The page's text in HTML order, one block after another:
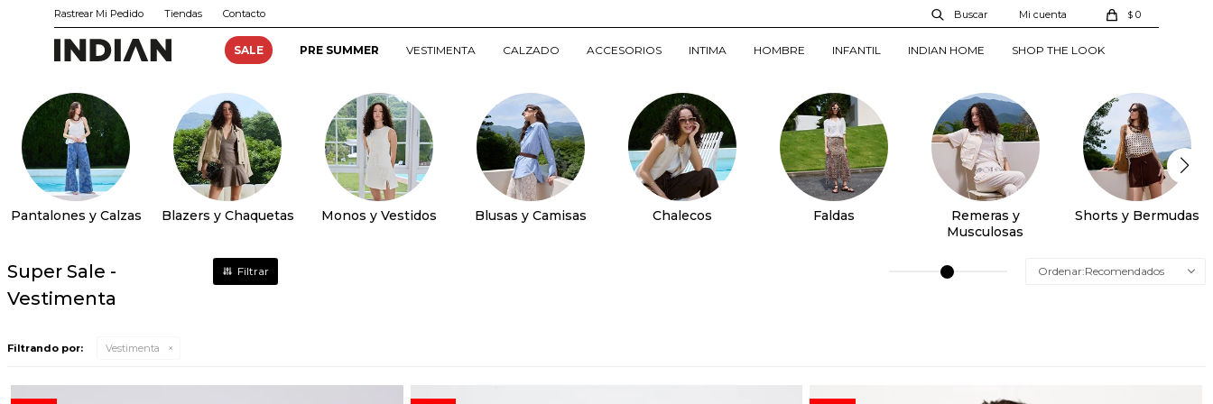
SALE PRE SUMMER VESTIMENTA CALZADO ACCESORIOS INTIMA HOMBRE INFANTIL INDIAN HOME SHOP THE LOOK
$ 0
Rastrear Mi Pedido Tiendas Contacto
Pantalones y Calzas Blazers y Chaquetas Monos y Vestidos Blusas y Camisas Chalecos Faldas
Remeras y
Musculosas
Shorts y Bermudas
Super Sale -
Vestimenta
Recomendados
Filtrando por: Vestimenta